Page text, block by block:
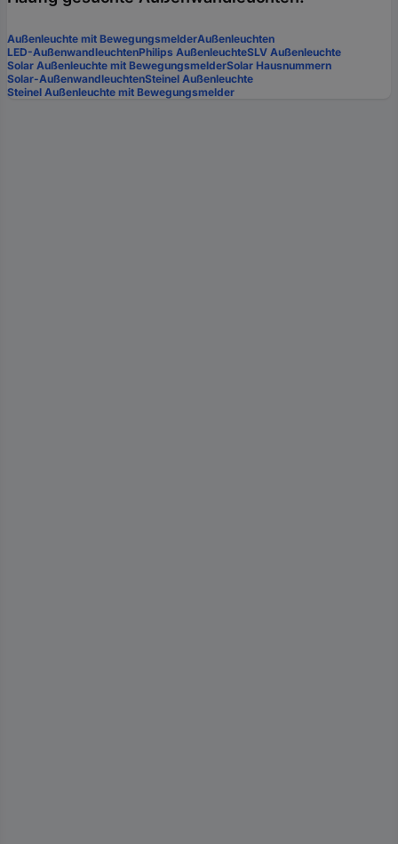
Außenleuchte mit BewegungsmelderAußenleuchten
LED-AußenwandleuchtenPhilips AußenleuchteSLV Außenleuchte
Solar Außenleuchte mit BewegungsmelderSolar Hausnummern
Solar-AußenwandleuchtenSteinel Außenleuchte
Steinel Außenleuchte mit Bewegungsmelder